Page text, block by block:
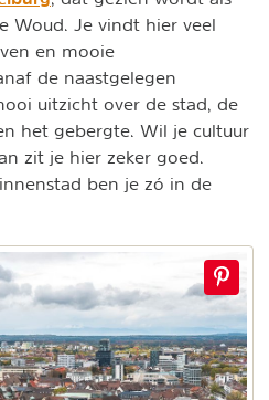
Woud. Je vindt hier veel
en mooie
de naastgelegen
uitzicht over de stad, de
het gebergte. Wil je cultuur
zit je hier zeker goed.
ben je zó in de